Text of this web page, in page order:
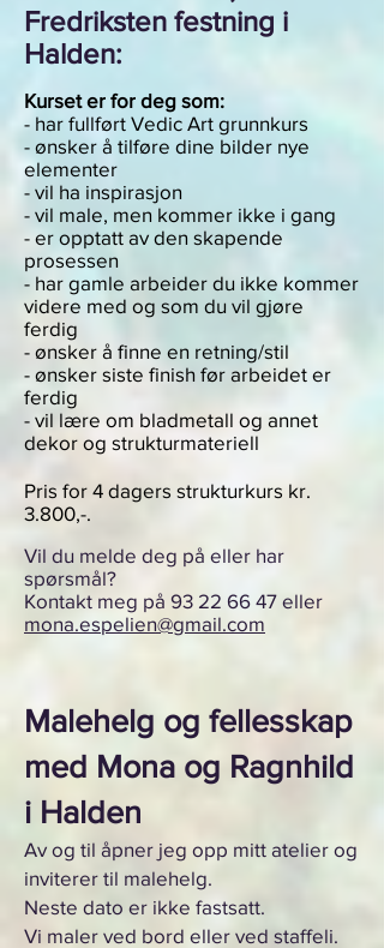
Fredriksten festning i
Halden:
Kurset er for deg som:
- har fullført Vedic Art grunnkurs
- ønsker å tilføre dine bilder nye
elementer
- vil ha inspirasjon
- vil male, men kommer ikke i gang
- er opptatt av den skapende
prosessen
- har gamle arbeider du ikke kommer
videre med og som du vil gjøre
ferdig
- ønsker å finne en retning/stil
- ønsker siste finish før arbeidet er
ferdig
- vil lære om bladmetall og annet
dekor og strukturmateriell
Pris for 4 dagers strukturkurs kr.
3.800,-.
Vil du melde deg på eller har
spørsmål?
Kontakt meg på 93 22 66 47 eller
mona.espelien@gmail.com
Malehelg og fellesskap
med Mona og Ragnhild
i Halden
Av og til åpner jeg opp mitt atelier og
inviterer til malehelg.
Neste dato er ikke fastsatt.
Vi maler ved bord eller ved staffeli.